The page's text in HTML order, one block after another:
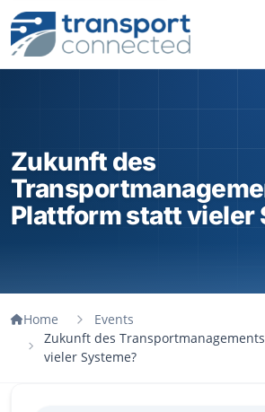
Zukunft des
Plattform statt vieler
Home
Events
Zukunft des
vieler Systeme?